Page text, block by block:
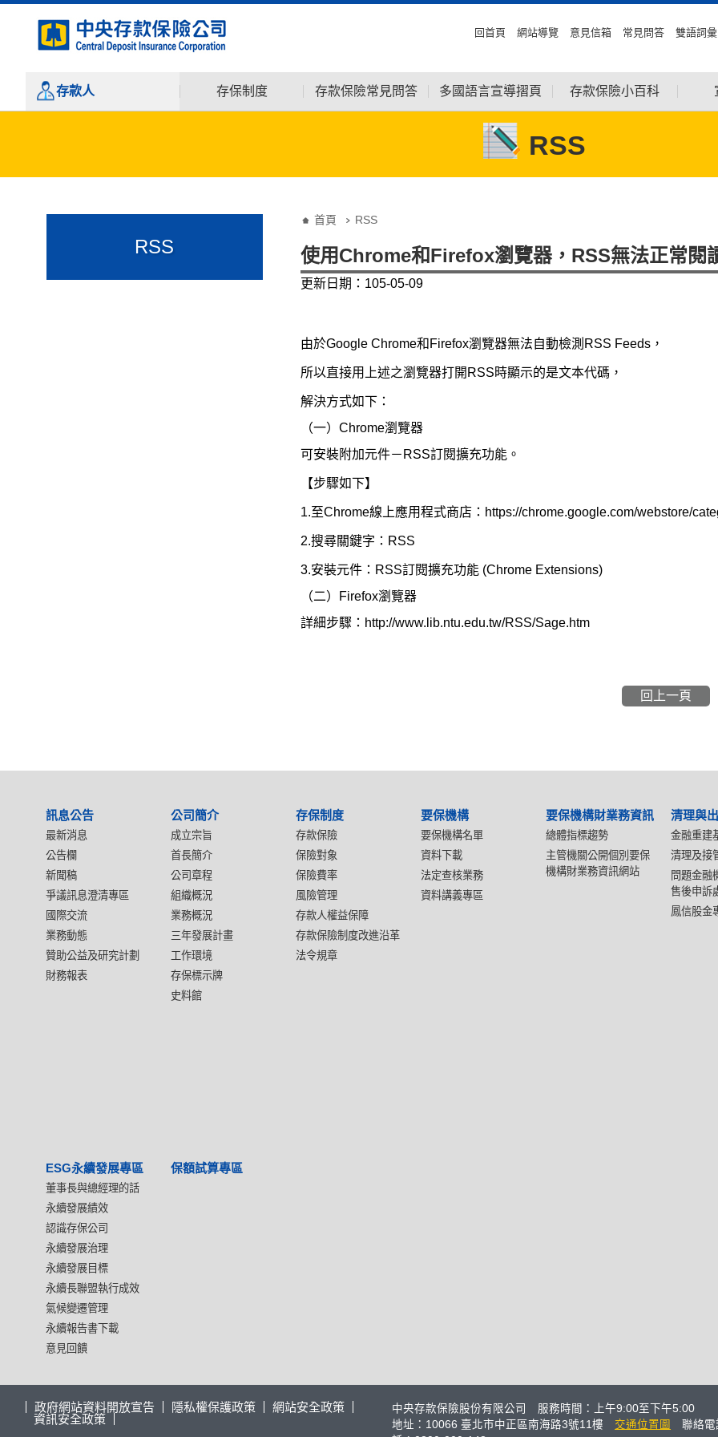
回首頁 網站導覽 意見信箱 常見問答 雙語詞彙
存款人 存保制度 存款保險常見問答 多國語言宣導摺頁 存款保險小百科
RSS
RSS
首頁 RSS
使用Chrome和Firefox瀏覽器，RSS無法正常閱
更新日期：105-05-09
由於Google Chrome和Firefox瀏覽器無法自動檢測RSS Feeds，
所以直接用上述之瀏覽器打開RSS時顯示的是文本代碼，
解決方式如下：
（一）Chrome瀏覽器
可安裝附加元件－RSS訂閱擴充功能。
【步驟如下】
1.至Chrome線上應用程式商店：https://chrome.google.com/webstore/
2.搜尋關鍵字：RSS
3.安裝元件：RSS訂閱擴充功能 (Chrome Extensions)
（二）Firefox瀏覽器
詳細步驟：http://www.lib.ntu.edu.tw/RSS/Sage.htm
回上一頁
訊息公告
最新消息
公告欄
新聞稿
爭議訊息澄清專區
國際交流
業務動態
贊助公益及研究計劃
財務報表
公司簡介
成立宗旨
首長簡介
公司章程
組織概況
業務概況
三年發展計畫
工作環境
存保標示牌
史料館
存保制度
存款保險
保險對象
保險費率
風險管理
存款人權益保障
存款保險制度改進沿革
法令規章
要保機構
要保機構名單
資料下載
法定查核業務
資料講義專區
要保機構財業務資訊
總體指標趨勢
主管機關公開個別要保
機構財業務資訊網站
清理與
金融重建
清理及接
問題金融
售後申訴
鳳信股金
ESG永續發展專區
董事長與總經理的話
永續發展績效
認識存保公司
永續發展治理
永續發展目標
永續長聯盟執行成效
氣候變遷管理
永續報告書下載
意見回饋
保額試算專區
政府網站資料開放宣告 隱私權保護政策
網站安全政策
資訊安全政策
中央存款保險股份有限公司 服務時間：上午9:00至下午5:00
地址：10066 臺北市中正區南海路3號11樓
交通位置圖
聯絡